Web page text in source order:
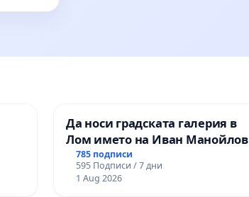
Да носи градската галерия в
Лом името на Иван Манойлов
785 подписи
595 Подписи / 7 дни
1 Aug 2026